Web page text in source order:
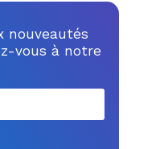
nouveautés
vous à notre